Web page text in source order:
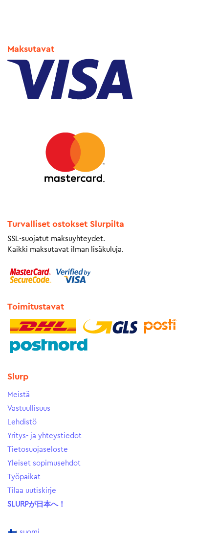
Maksutavat
Turvalliset ostokset Slurpilta
SSL-suojatut maksuyhteydet.
Kaikki maksutavat ilman lisäkuluja.
Toimitustavat
Slurp
Meistä
Vastuullisuus
Lehdistö
Yritys- ja yhteystiedot
Tietosuojaseloste
Yleiset sopimusehdot
Työpaikat
Tilaa uutiskirje
SLURPが日本へ！